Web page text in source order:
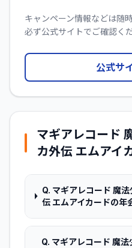
キャンペーン情報などは随
必ず公式サイトでご確認くだ
公式サ
マギアレコード
カ外伝 エムアイ
Q. マギアレコード 魔
伝 エムアイカードの年
Q. マギアレコード 魔